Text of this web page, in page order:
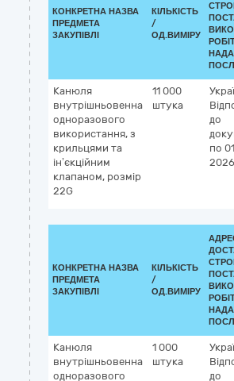
КОНКРЕТНА НАЗВА
ПРЕДМЕТА
ЗАКУПІВЛІ
КІЛЬКІСТЬ
/
ОД.ВИМІРУ
Канюля
внутрішньовенна
одноразового
використання, з
крильцями та
ін’єкційним
клапаном, розмір
22G
11 000
штука
до
по
2026
КОНКРЕТНА НАЗВА
ПРЕДМЕТА
ЗАКУПІВЛІ
КІЛЬКІСТЬ
/
ОД.ВИМІРУ
Канюля
внутрішньовенна
одноразового
1 000
штука
до